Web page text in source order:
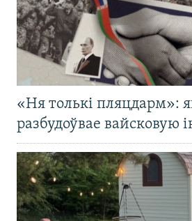
«Ня толькі пляцдарм»:
разбудоўвае вайсковую